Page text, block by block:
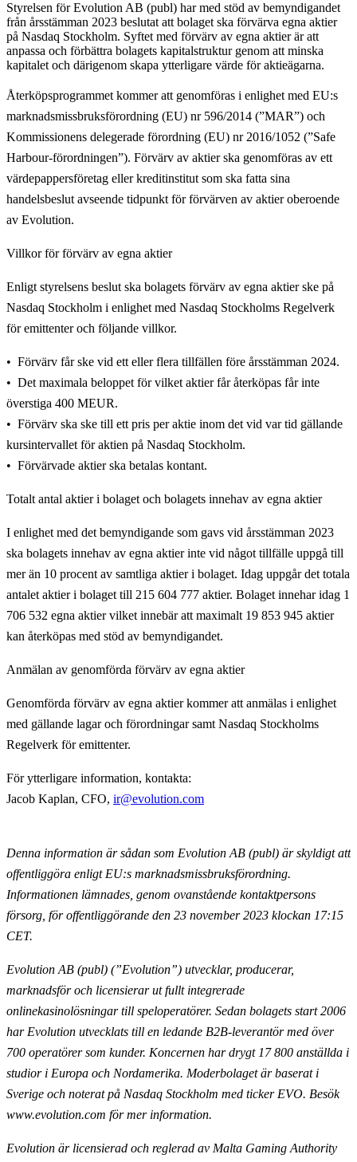
Styrelsen för Evolution AB (publ) har med stöd av bemyndigandet
från årsstämman 2023 beslutat att bolaget ska förvärva egna aktier
på Nasdaq Stockholm. Syftet med förvärv av egna aktier är att
anpassa och förbättra bolagets kapitalstruktur genom att minska
kapitalet och därigenom skapa ytterligare värde för aktieägarna.
Återköpsprogrammet kommer att genomföras i enlighet med EU:s
marknadsmissbruksförordning (EU) nr 596/2014 (”MAR”) och
Kommissionens delegerade förordning (EU) nr 2016/1052 (”Safe
Harbour-förordningen”). Förvärv av aktier ska genomföras av ett
värdepappersföretag eller kreditinstitut som ska fatta sina
handelsbeslut avseende tidpunkt för förvärven av aktier oberoende
av Evolution.
Villkor för förvärv av egna aktier
Enligt styrelsens beslut ska bolagets förvärv av egna aktier ske på
Nasdaq Stockholm i enlighet med Nasdaq Stockholms Regelverk
för emittenter och följande villkor.
Förvärv får ske vid ett eller flera tillfällen före årsstämman 2024.
Det maximala beloppet för vilket aktier får återköpas får inte
överstiga 400 MEUR.
Förvärv ska ske till ett pris per aktie inom det vid var tid gällande
kursintervallet för aktien på Nasdaq Stockholm.
Förvärvade aktier ska betalas kontant.
Totalt antal aktier i bolaget och bolagets innehav av egna aktier
I enlighet med det bemyndigande som gavs vid årsstämman 2023
ska bolagets innehav av egna aktier inte vid något tillfälle uppgå till
mer än 10 procent av samtliga aktier i bolaget. Idag uppgår det totala
antalet aktier i bolaget till 215 604 777 aktier. Bolaget innehar idag 1
706 532 egna aktier vilket innebär att maximalt 19 853 945 aktier
kan återköpas med stöd av bemyndigandet.
Anmälan av genomförda förvärv av egna aktier
Genomförda förvärv av egna aktier kommer att anmälas i enlighet
med gällande lagar och förordningar samt Nasdaq Stockholms
Regelverk för emittenter.
För ytterligare information, kontakta:
Jacob Kaplan, CFO, ir@evolution.com
Denna information är sådan som Evolution AB (publ) är skyldigt att
offentliggöra enligt EU:s marknadsmissbruksförordning.
Informationen lämnades, genom ovanstående kontaktpersons
försorg, för offentliggörande den 23 november 2023 klockan 17:15
CET.
Evolution AB (publ) (”Evolution”) utvecklar, producerar,
marknadsför och licensierar ut fullt integrerade
onlinekasinolösningar till speloperatörer. Sedan bolagets start 2006
har Evolution utvecklats till en ledande B2B-leverantör med över
700 operatörer som kunder. Koncernen har drygt 17 800 anställda i
studior i Europa och Nordamerika. Moderbolaget är baserat i
Sverige och noterat på Nasdaq Stockholm med ticker EVO. Besök
www.evolution.com för mer information.
Evolution är licensierad och reglerad av Malta Gaming Authority